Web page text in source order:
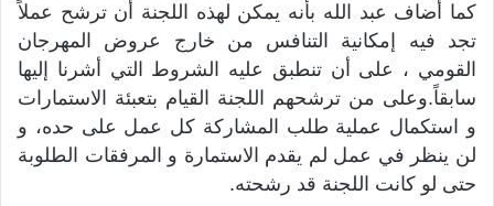
كما أضاف عبد الله بأنه يمكن لهذه اللجنة أن ترشح عملاً
تجد فيه إمكانية التنافس من خارج عروض المهرجان
القومي ، على أن تنطبق عليه الشروط التي أشرنا إليها
سابقاً.وعلى من ترشحهم اللجنة القيام بتعبئة الاستمارات
و استكمال عملية طلب المشاركة كل عمل على حده، و
لن ينظر في عمل لم يقدم الاستمارة و المرفقات الطلوبة
حتى لو كانت اللجنة قد رشحته.